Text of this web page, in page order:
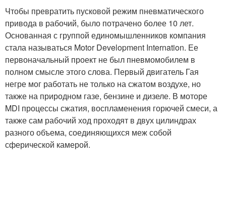
Чтобы превратить пусковой режим пневматического
привода в рабочий, было потрачено более 10 лет.
Основанная с группой единомышленников компания
стала называться Motor Development Internation. Ее
первоначальный проект не был пневмомобилем в
полном смысле этого слова. Первый двигатель Гая
негре мог работать не только на сжатом воздухе, но
также на природном газе, бензине и дизеле. В моторе
MDI процессы сжатия, воспламенения горючей смеси, а
также сам рабочий ход проходят в двух цилиндрах
разного объема, соединяющихся меж собой
сферической камерой.